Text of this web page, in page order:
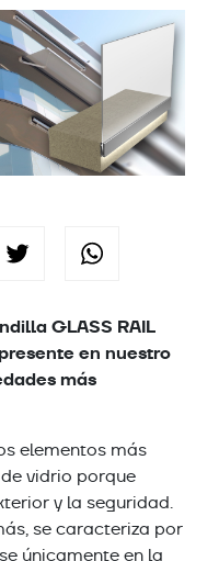
LinkedInTwitter
GLASS RAIL
en nuestro
más
elementos más
vidrio porque
y la seguridad.
se caracteriza por
únicamente en la